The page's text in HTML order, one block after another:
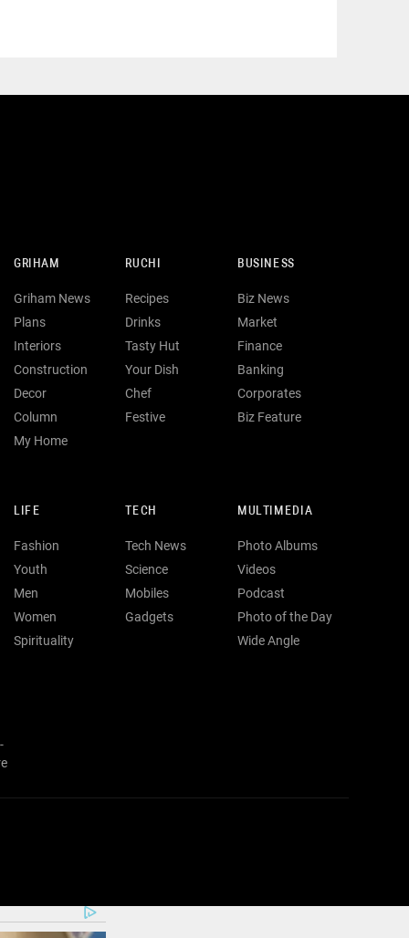
GRIHAM
Griham News
Plans
Interiors
Construction
Decor
Column
My Home
RUCHI
Recipes
Drinks
Tasty Hut
Your Dish
Chef
Festive
BUSINESS
Biz News
Market
Finance
Banking
Corporates
Biz Feature
LIFE
Fashion
Youth
Men
Women
Spirituality
TECH
Tech News
Science
Mobiles
Gadgets
MULTIMEDIA
Photo Albums
Videos
Podcast
Photo of the Day
Wide Angle